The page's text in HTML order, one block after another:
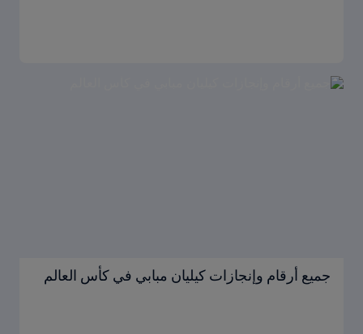
جميع أرقام وإنجازات كيليان مبابي في كأس العالم